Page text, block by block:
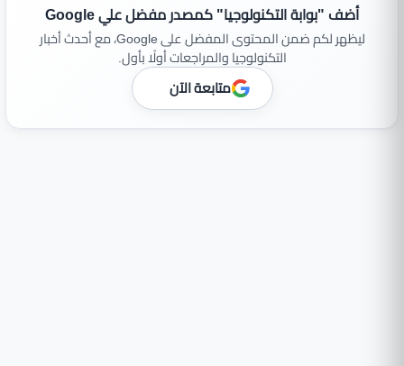
أضف "بوابة التكنولوجيا" كمصدر مفضل علي Google
ليظهر لكم ضمن المحتوى المفضل على Google، مع أحدث أخبار
التكنولوجيا والمراجعات أولًا بأول.
متابعة الآن